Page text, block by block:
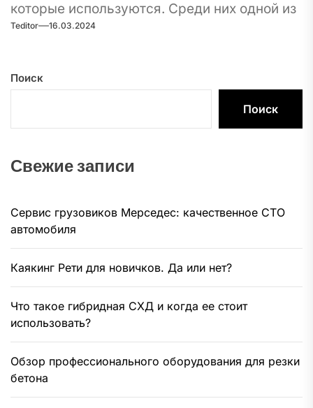
которые используются. Среди них одной из
наиболее...
Teditor 16.03.2024
Поиск
Поиск
Свежие записи
Сервис грузовиков Мерседес: качественное СТО
автомобиля
Каякинг Рети для новичков. Да или нет?
Что такое гибридная СХД и когда ее стоит
использовать?
Обзор профессионального оборудования для резки
бетона